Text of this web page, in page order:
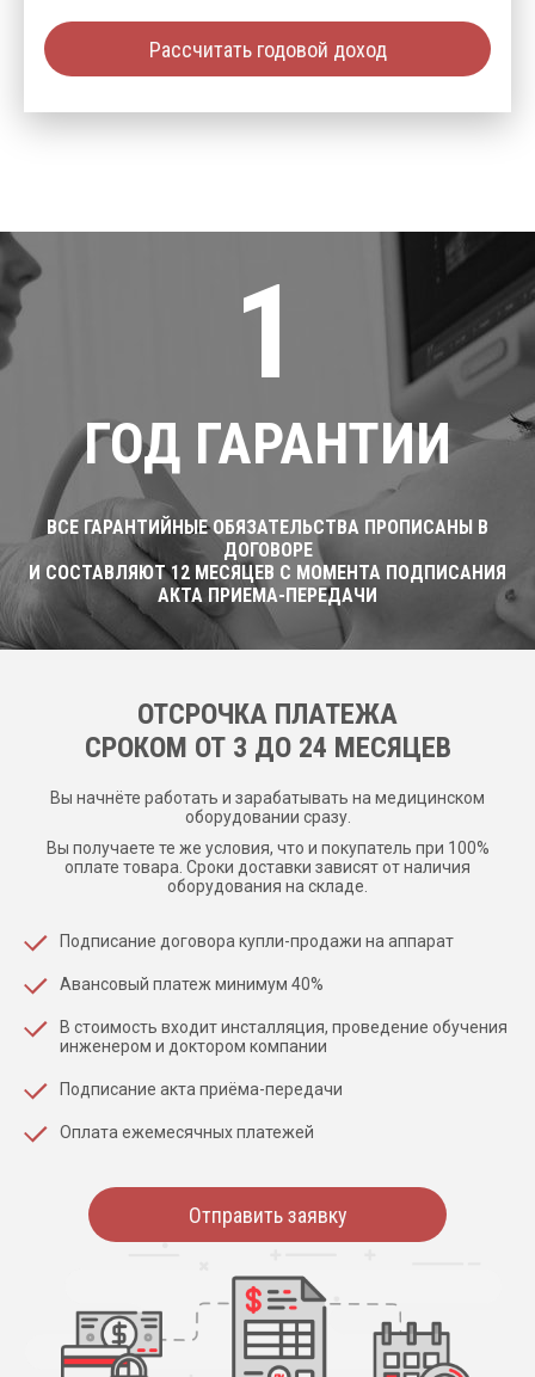
Рассчитать годовой доход
1
ГОД ГАРАНТИИ
ВСЕ ГАРАНТИЙНЫЕ ОБЯЗАТЕЛЬСТВА ПРОПИСАНЫ В
ДОГОВОРЕ
И СОСТАВЛЯЮТ 12 МЕСЯЦЕВ С МОМЕНТА ПОДПИСАНИЯ
АКТА ПРИЕМА-ПЕРЕДАЧИ
ОТСРОЧКА ПЛАТЕЖА
CРОКОМ ОТ 3 ДО 24 МЕСЯЦЕВ
Вы начнёте работать и зарабатывать на медицинском
оборудовании сразу.
Вы получаете те же условия, что и покупатель при 100%
оплате товара. Сроки доставки зависят от наличия
оборудования на складе.
Подписание договора купли-продажи на аппарат
Авансовый платеж минимум 40%
В стоимость входит инсталляция, проведение обучения
инженером и доктором компании
Подписание акта приёма-передачи
Оплата ежемесячных платежей
Отправить заявку